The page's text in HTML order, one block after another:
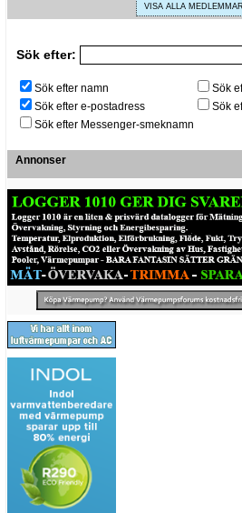
VISA ALLA MEDLEMMAR
Sök efter:
Sök efter namn
Sök efter e-postadress
Sök efter Messenger-smeknamn
Sök
Sök
Annonser